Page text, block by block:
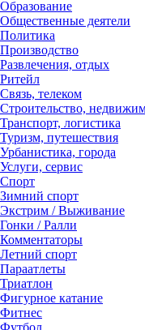
Образование
Общественные деятели
Политика
Производство
Развлечения, отдых
Ритейл
Связь, телеком
Строительство,
Транспорт, логистика
Туризм, путешествия
Урбанистика, города
Услуги, сервис
Спорт
Зимний спорт
Экстрим / Выживание
Гонки / Ралли
Комментаторы
Летний спорт
Параатлеты
Триатлон
Фигурное катание
Фитнес
Футбол